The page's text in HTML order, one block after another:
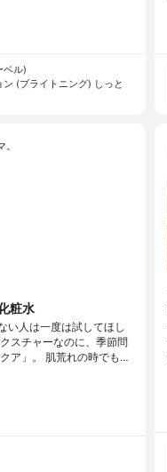
ベル)
ン (ブライトニング) しっと
粧水
い人は一度は試してほし
スチャーなのに、季節問
ア」。 肌荒れの時でも…